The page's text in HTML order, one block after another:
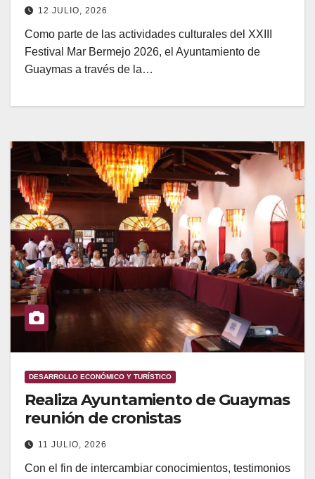
12 JULIO, 2026
Como parte de las actividades culturales del XXIII
Festival Mar Bermejo 2026, el Ayuntamiento de
Guaymas a través de la…
DESARROLLO ECONÓMICO Y TURÍSTICO
Realiza Ayuntamiento de Guaymas
reunión de cronistas
11 JULIO, 2026
Con el fin de intercambiar conocimientos, testimonios